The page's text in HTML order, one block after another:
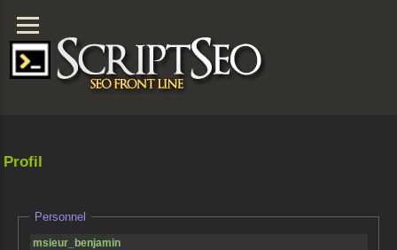
Profil
Personnel
msieur_benjamin